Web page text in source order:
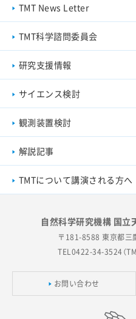
TMT News Letter
TMT科学諮問委員会
研究支援情報
サイエンス検討
観測装置検討
解説記事
TMTについて講演される方へ
自然科学研究機構 国立
〒181-8588 東京都三
TEL0422-34-3524（
お問い合わせ